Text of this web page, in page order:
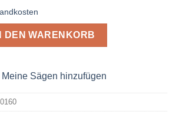
400 x 3,5 x 40 Z= 160 Menge
DEN WARENKORB
Meine Sägen hinzufügen